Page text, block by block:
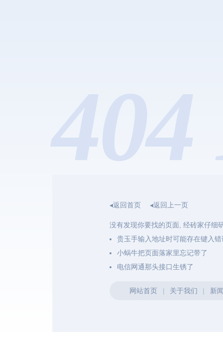
◂返回首页 ◂返回上一页
没有发现你要找的页面, 经砖家仔细
贵玉手输入地址时可能存在键入错
小蜗牛把页面落家里忘记带了
电信网通那头接口生锈了
网站首页 | 关于我们 | 新